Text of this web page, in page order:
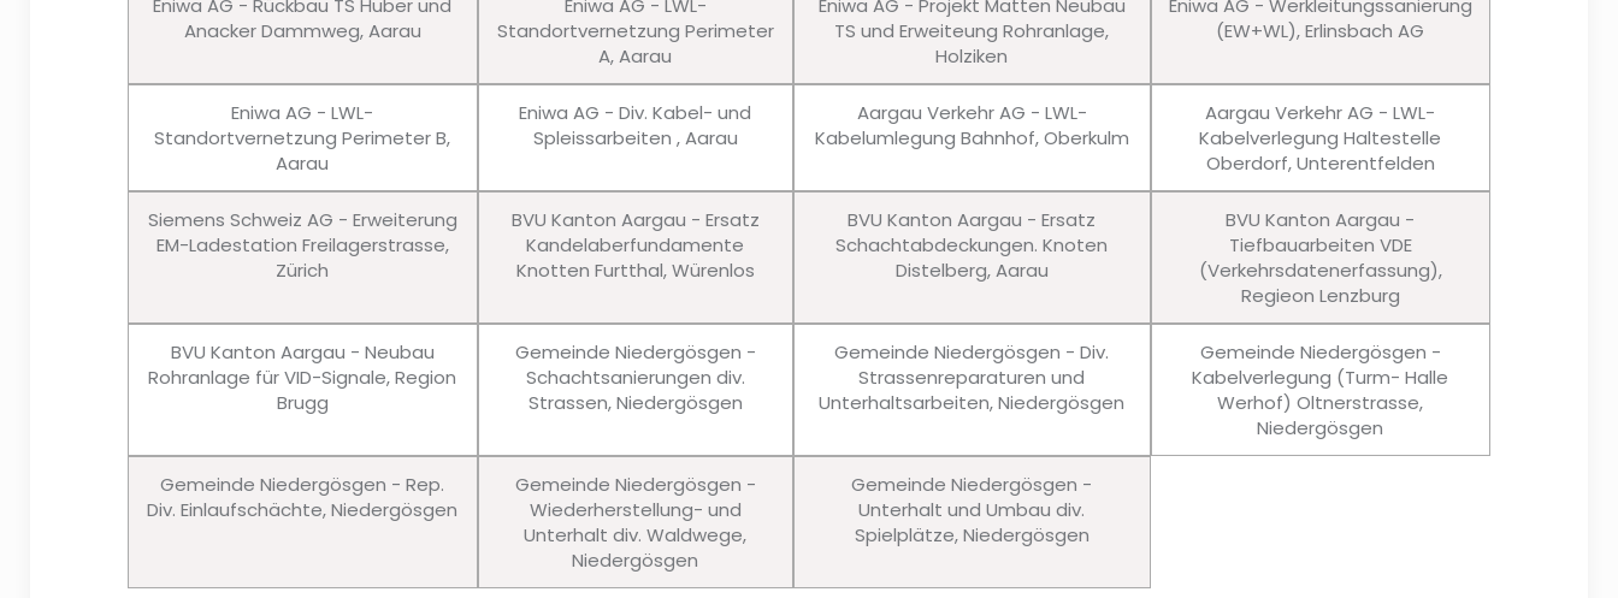
Eniwa AG - Rückbau TS Huber und
Anacker Dammweg, Aarau
Eniwa AG - LWL-
Standortvernetzung Perimeter
A, Aarau
Eniwa AG - Projekt Matten Neubau
TS und Erweiteung Rohranlage,
Holziken
Eniwa AG - Werkleitungssanierung
(EW+WL), Erlinsbach AG
Eniwa AG - LWL-
Standortvernetzung Perimeter B,
Aarau
Eniwa AG - Div. Kabel- und
Spleissarbeiten , Aarau
Aargau Verkehr AG - LWL-
Kabelumlegung Bahnhof, Oberkulm
Aargau Verkehr AG - LWL-
Kabelverlegung Haltestelle
Oberdorf, Unterentfelden
Siemens Schweiz AG - Erweiterung
EM-Ladestation Freilagerstrasse,
Zürich
BVU Kanton Aargau - Ersatz
Kandelaberfundamente
Knotten Furtthal, Würenlos
BVU Kanton Aargau - Ersatz
Schachtabdeckungen. Knoten
Distelberg, Aarau
BVU Kanton Aargau -
Tiefbauarbeiten VDE
(Verkehrsdatenerfassung),
Regieon Lenzburg
BVU Kanton Aargau - Neubau
Rohranlage für VID-Signale, Region
Brugg
Gemeinde Niedergösgen -
Schachtsanierungen div.
Strassen, Niedergösgen
Gemeinde Niedergösgen - Div.
Strassenreparaturen und
Unterhaltsarbeiten, Niedergösgen
Gemeinde Niedergösgen -
Kabelverlegung (Turm- Halle
Werhof) Oltnerstrasse,
Niedergösgen
Gemeinde Niedergösgen - Rep.
Div. Einlaufschächte, Niedergösgen
Gemeinde Niedergösgen -
Wiederherstellung- und
Unterhalt div. Waldwege,
Niedergösgen
Gemeinde Niedergösgen -
Unterhalt und Umbau div.
Spielplätze, Niedergösgen